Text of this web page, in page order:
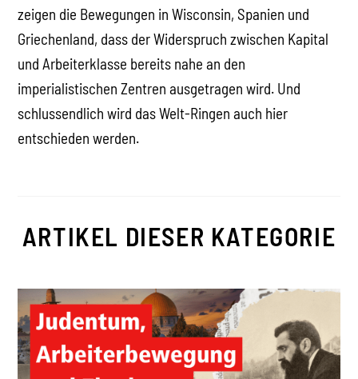
zeigen die Bewegungen in Wisconsin, Spanien und
Griechenland, dass der Widerspruch zwischen Kapital
und Arbeiterklasse bereits nahe an den
imperialistischen Zentren ausgetragen wird. Und
schlussendlich wird das Welt-Ringen auch hier
entschieden werden.
ARTIKEL DIESER KATEGORIE